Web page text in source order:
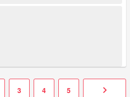
3 4 5 keyboard_arrow_right